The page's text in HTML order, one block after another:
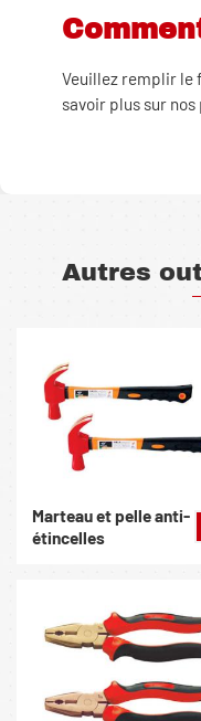
Veuillez remplir le
savoir plus sur
Autres
Marteau et pelle anti-
étincelles